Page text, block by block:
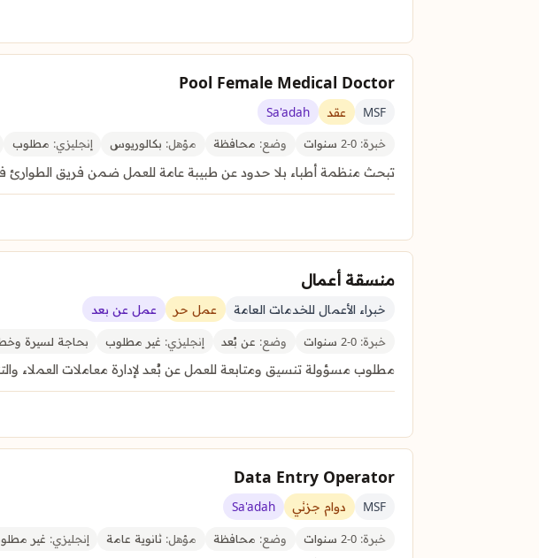
Pool Female Medical Doctor
MSF عقد Sa'adah
خبرة: وضع: محافظة مؤهل: بكالوريوس إنجليزي: مطلوب
تبحث منظمة أطباء بلا حدود عن طبيبة عامة للعمل ضمن فريق
منسقة أعمال
خبراء الأعمال للخدمات العامة عمل حر عمل عن بعد
خبرة: وضع: عن بُعد إنجليزي: غير مطلوب بحاجة لسيرة
مطلوب مسؤولة تنسيق ومتابعة للعمل عن بُعد لإدارة معاملات العملاء
Data Entry Operator
MSF دوام جزئي Sa'adah
خبرة: وضع: محافظة مؤهل: ثانوية عامة إنجليزي: غير